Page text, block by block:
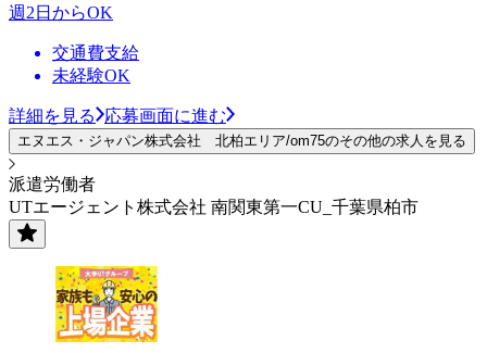
週2日からOK
交通費支給
未経験OK
詳細を見る 応募画面に進む
エヌエス・ジャパン株式会社 北柏エリア/om75のその他の求人を見る
派遣労働者
UTエージェント株式会社 南関東第一CU_千葉県柏市